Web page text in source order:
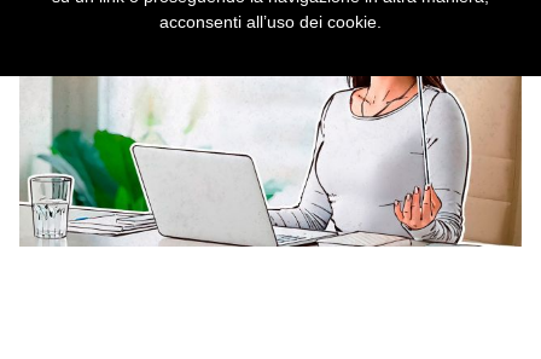
acconsenti all’uso dei cookie.